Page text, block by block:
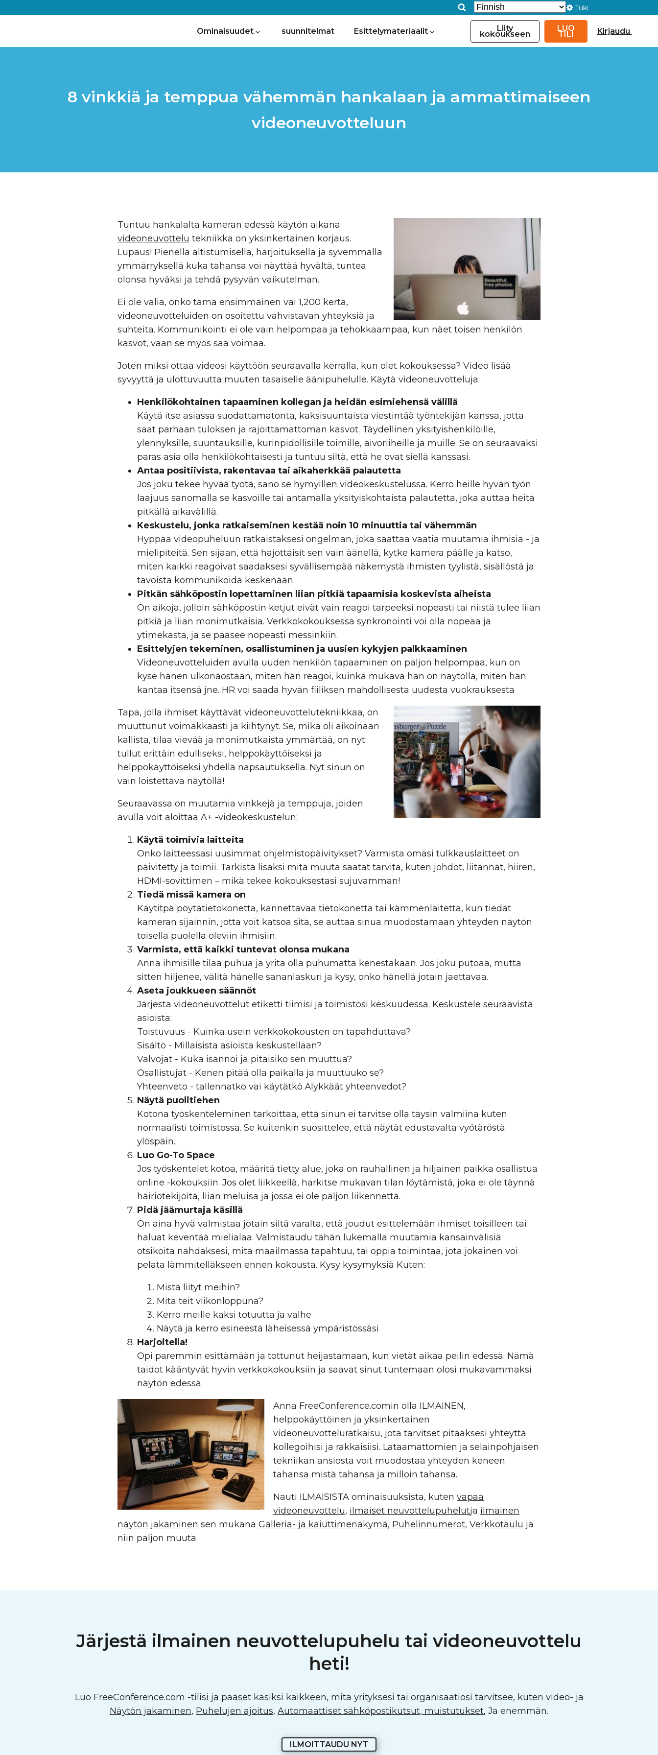
Tuki
Ominaisuudet suunnitelmat Esittelymateriaalit Liity
kokoukseen
LUO
TILI Kirjaudu
8 vinkkiä ja temppua vähemmän hankalaan ja ammattimaiseen
videoneuvotteluun
Tuntuu hankalalta kameran edessä käytön aikana
videoneuvottelu tekniikka on yksinkertainen korjaus.
Lupaus! Pienellä altistumisella, harjoituksella ja syvemmällä
ymmärryksellä kuka tahansa voi näyttää hyvältä, tuntea
olonsa hyväksi ja tehdä pysyvän vaikutelman.
Ei ole väliä, onko tämä ensimmäinen vai 1,200 kerta,
videoneuvotteluiden on osoitettu vahvistavan yhteyksiä ja
suhteita. Kommunikointi ei ole vain helpompaa ja tehokkaampaa, kun näet toisen henkilön
kasvot, vaan se myös saa voimaa.
Joten miksi ottaa videosi käyttöön seuraavalla kerralla, kun olet kokouksessa? Video lisää
syvyyttä ja ulottuvuutta muuten tasaiselle äänipuhelulle. Käytä videoneuvotteluja:
Henkilökohtainen tapaaminen kollegan ja heidän esimiehensä välillä
Käytä itse asiassa suodattamatonta, kaksisuuntaista viestintää työntekijän kanssa, jotta
saat parhaan tuloksen ja rajoittamattoman kasvot. Täydellinen yksityishenkilöille,
ylennyksille, suuntauksille, kurinpidollisille toimille, aivoriiheille ja muille. Se on seuraavaksi
paras asia olla henkilökohtaisesti ja tuntuu siltä, ​​että he ovat siellä kanssasi.
Antaa positiivista, rakentavaa tai aikaherkkää palautetta
Jos joku tekee hyvää työtä, sano se hymyillen videokeskustelussa. Kerro heille hyvän työn
laajuus sanomalla se kasvoille tai antamalla yksityiskohtaista palautetta, joka auttaa heitä
pitkällä aikavälillä.
Keskustelu, jonka ratkaiseminen kestää noin 10 minuuttia tai vähemmän
Hyppää videopuheluun ratkaistaksesi ongelman, joka saattaa vaatia muutamia ihmisiä - ja
mielipiteitä. Sen sijaan, että hajottaisit sen vain äänellä, kytke kamera päälle ja katso,
miten kaikki reagoivat saadaksesi syvällisempää näkemystä ihmisten tyylistä, sisällöstä ja
tavoista kommunikoida keskenään.
Pitkän sähköpostin lopettaminen liian pitkiä tapaamisia koskevista aiheista
On aikoja, jolloin sähköpostin ketjut eivät vain reagoi tarpeeksi nopeasti tai niistä tulee liian
pitkiä ja liian monimutkaisia. Verkkokokouksessa synkronointi voi olla nopeaa ja
ytimekästä, ja se pääsee nopeasti messinkiin.
Esittelyjen tekeminen, osallistuminen ja uusien kykyjen palkkaaminen
Videoneuvotteluiden avulla uuden henkilön tapaaminen on paljon helpompaa, kun on
kyse hänen ulkonäöstään, miten hän reagoi, kuinka mukava hän on näytöllä, miten hän
kantaa itsensä jne. HR voi saada hyvän fiiliksen mahdollisesta uudesta vuokrauksesta
Tapa, jolla ihmiset käyttävät videoneuvottelutekniikkaa, on
muuttunut voimakkaasti ja kiihtynyt. Se, mikä oli aikoinaan
kallista, tilaa vievää ja monimutkaista ymmärtää, on nyt
tullut erittäin edulliseksi, helppokäyttöiseksi ja
helppokäyttöiseksi yhdellä napsautuksella. Nyt sinun on
vain loistettava näytöllä!
Seuraavassa on muutamia vinkkejä ja temppuja, joiden
avulla voit aloittaa A+ -videokeskustelun:
Käytä toimivia laitteita
Onko laitteessasi uusimmat ohjelmistopäivitykset? Varmista omasi tulkkauslaitteet on
päivitetty ja toimii. Tarkista lisäksi mitä muuta saatat tarvita, kuten johdot, liitännät, hiiren,
HDMI-sovittimen – mikä tekee kokouksestasi sujuvamman!
Tiedä missä kamera on
Käytitpä pöytätietokonetta, kannettavaa tietokonetta tai kämmenlaitetta, kun tiedät
kameran sijainnin, jotta voit katsoa sitä, se auttaa sinua muodostamaan yhteyden näytön
toisella puolella oleviin ihmisiin.
Varmista, että kaikki tuntevat olonsa mukana
Anna ihmisille tilaa puhua ja yritä olla puhumatta kenestäkään. Jos joku putoaa, mutta
sitten hiljenee, välitä hänelle sananlaskuri ja kysy, onko hänellä jotain jaettavaa.
Aseta joukkueen säännöt
Järjestä videoneuvottelut etiketti tiimisi ja toimistosi keskuudessa. Keskustele seuraavista
asioista:
Toistuvuus - Kuinka usein verkkokokousten on tapahduttava?
Sisältö - Millaisista asioista keskustellaan?
Valvojat - Kuka isännöi ja pitäisikö sen muuttua?
Osallistujat - Kenen pitää olla paikalla ja muuttuuko se?
Yhteenveto - tallennatko vai käytätköÄlykkäät yhteenvedot?
Näytä puolitiehen
Kotona työskenteleminen tarkoittaa, että sinun ei tarvitse olla täysin valmiina kuten
normaalisti toimistossa. Se kuitenkin suosittelee, että näytät edustavalta vyötäröstä
ylöspäin.
Luo Go-To Space
Jos työskentelet kotoa, määritä tietty alue, joka on rauhallinen ja hiljainen paikka osallistua
online -kokouksiin. Jos olet liikkeellä, harkitse mukavan tilan löytämistä, joka ei ole täynnä
häiriötekijöitä, liian meluisa ja jossa ei ole paljon liikennettä.
Pidä jäämurtaja käsillä
On aina hyvä valmistaa jotain siltä varalta, että joudut esittelemään ihmiset toisilleen tai
haluat keventää mielialaa. Valmistaudu tähän lukemalla muutamia kansainvälisiä
otsikoita nähdäksesi, mitä maailmassa tapahtuu, tai oppia toimintaa, jota jokainen voi
pelata lämmitelläkseen ennen kokousta. Kysy kysymyksiä Kuten:
Mistä liityt meihin?
Mitä teit viikonloppuna?
Kerro meille kaksi totuutta ja valhe
Näytä ja kerro esineestä läheisessä ympäristössäsi
Harjoitella!
Opi paremmin esittämään ja tottunut heijastamaan, kun vietät aikaa peilin edessä. Nämä
taidot kääntyvät hyvin verkkokokouksiin ja saavat sinut tuntemaan olosi mukavammaksi
näytön edessä.
Anna FreeConference.comin olla ILMAINEN,
helppokäyttöinen ja yksinkertainen
videoneuvotteluratkaisu, jota tarvitset pitääksesi yhteyttä
kollegoihisi ja rakkaisiisi. Lataamattomien ja selainpohjaisen
tekniikan ansiosta voit muodostaa yhteyden keneen
tahansa mistä tahansa ja milloin tahansa.
Nauti ILMAISISTA ominaisuuksista, kuten vapaa
videoneuvottelu, ilmaiset neuvottelupuhelutja ilmainen
näytön jakaminen sen mukana Galleria- ja kaiuttimenäkymä, Puhelinnumerot, Verkkotaulu ja
niin paljon muuta.
Järjestä ilmainen neuvottelupuhelu tai videoneuvottelu
heti!
Luo FreeConference.com -tilisi ja pääset käsiksi kaikkeen, mitä yrityksesi tai organisaatiosi tarvitsee, kuten video- ja
Näytön jakaminen, Puhelujen ajoitus, Automaattiset sähköpostikutsut, muistutukset, Ja enemmän.
ILMOITTAUDU NYT